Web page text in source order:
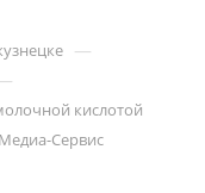
—
кислотой
Сервис